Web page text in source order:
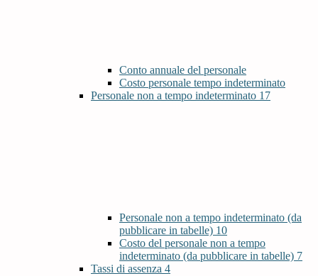
Conto annuale del personale
Costo personale tempo indeterminato
Personale non a tempo indeterminato 17
Personale non a tempo indeterminato (da
pubblicare in tabelle) 10
Costo del personale non a tempo
indeterminato (da pubblicare in tabelle) 7
Tassi di assenza 4